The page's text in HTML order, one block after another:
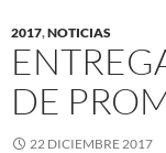
2017,NOTICIAS
DE
22 DICIEMBRE 2017